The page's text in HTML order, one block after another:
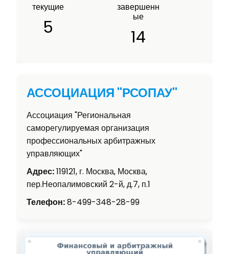
текущие
5
завершенн
ые
14
АССОЦИАЦИЯ "РСОПАУ"
Ассоциация "Региональная
саморегулируемая организация
профессиональных арбитражных
управляющих"
Адрес:119121, г. Москва, Москва,
пер.Неопалимовский 2-й, д.7, п.1
Телефон:8-499-348-28-99